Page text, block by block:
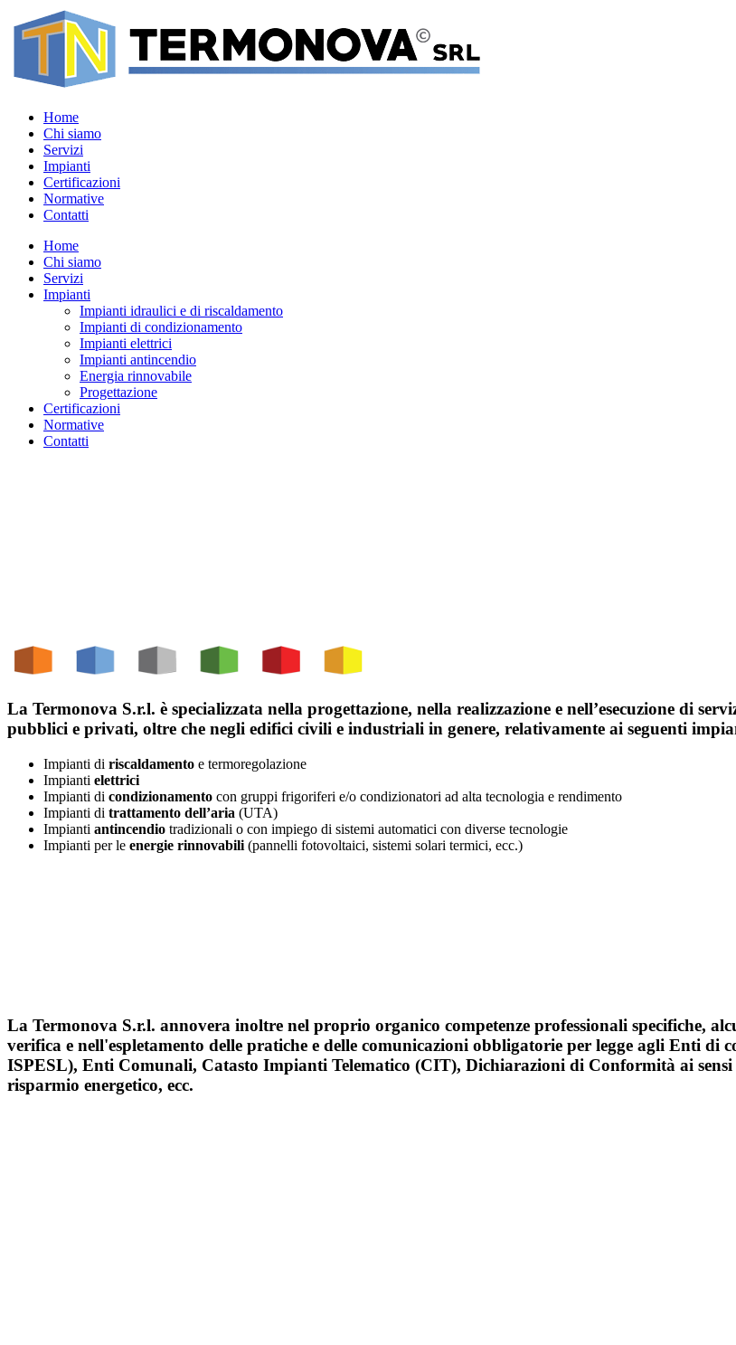
Home
Chi siamo
Servizi
Impianti
Certificazioni
Normative
Contatti
Home
Chi siamo
Servizi
Impianti
Impianti idraulici e di riscaldamento
Impianti di condizionamento
Impianti elettrici
Impianti antincendio
Energia rinnovabile
Progettazione
Certificazioni
Normative
Contatti
La Termonova S.r.l. è specializzata nella progettazione, nella realizzazione e nell’esecuzione di
pubblici e privati, oltre che negli edifici civili e industriali in genere, relativamente ai seguenti
Impianti di riscaldamento e termoregolazione
Impianti elettrici
Impianti di condizionamento con gruppi frigoriferi e/o condizionatori ad alta tecnologia e rendimento
Impianti di trattamento dell’aria (UTA)
Impianti antincendio tradizionali o con impiego di sistemi automatici con diverse tecnologie
Impianti per le energie rinnovabili (pannelli fotovoltaici, sistemi solari termici, ecc.)
La Termonova S.r.l. annovera inoltre nel proprio organico competenze professionali specifiche,
verifica e nell'espletamento delle pratiche e delle comunicazioni obbligatorie per legge agli Enti di
ISPESL), Enti Comunali, Catasto Impianti Telematico (CIT), Dichiarazioni di Conformità ai
risparmio energetico, ecc.